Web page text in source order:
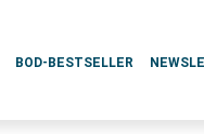
BOD-BESTSELLER